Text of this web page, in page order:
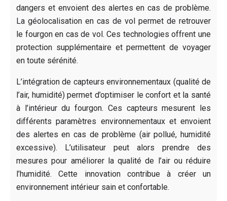
dangers et envoient des alertes en cas de problème.
La géolocalisation en cas de vol permet de retrouver
le fourgon en cas de vol. Ces technologies offrent une
protection supplémentaire et permettent de voyager
en toute sérénité.
L’intégration de capteurs environnementaux (qualité de
l’air, humidité) permet d’optimiser le confort et la santé
à l’intérieur du fourgon. Ces capteurs mesurent les
différents paramètres environnementaux et envoient
des alertes en cas de problème (air pollué, humidité
excessive). L’utilisateur peut alors prendre des
mesures pour améliorer la qualité de l’air ou réduire
l’humidité. Cette innovation contribue à créer un
environnement intérieur sain et confortable.